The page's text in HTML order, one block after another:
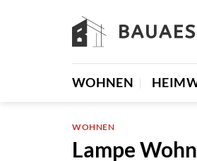
WOHNEN
WOHNEN
Lampe